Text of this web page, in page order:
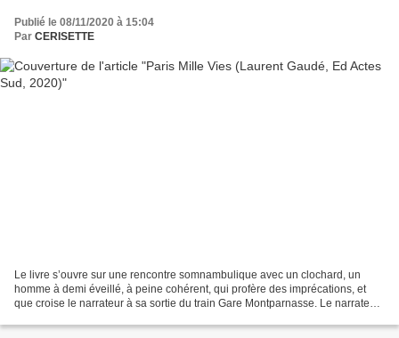
Publié le 08/11/2020 à 15:04
Par CERISETTE
Le livre s’ouvre sur une rencontre somnambulique avec un clochard, un
homme à demi éveillé, à peine cohérent, qui profère des imprécations, et
que croise le narrateur à sa sortie du train Gare Montparnasse. Le narrateur